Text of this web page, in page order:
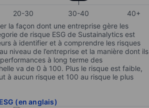
20-30 30-40
40+
la façon dont une entreprise gère les
de risque ESG de Sustainalytics est
à identifier et à comprendre les risques
niveau de l’entreprise et la manière dont ils
à long terme des
va de 0 à 100. Plus le risque est faible,
à aucun risque et 100 au risque le plus
(en anglais)